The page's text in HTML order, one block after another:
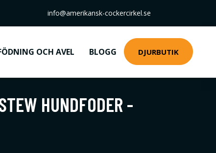
info@amerikansk-cockercirkel.se
OCH AVEL BLOGG DJURBUTIK
HUNDFODER -